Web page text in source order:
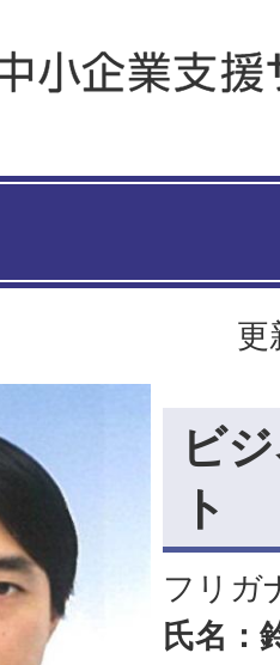
更
ビ
ト
フリガ
氏名：